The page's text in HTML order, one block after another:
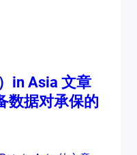
in Asia 文章
数据对承保的